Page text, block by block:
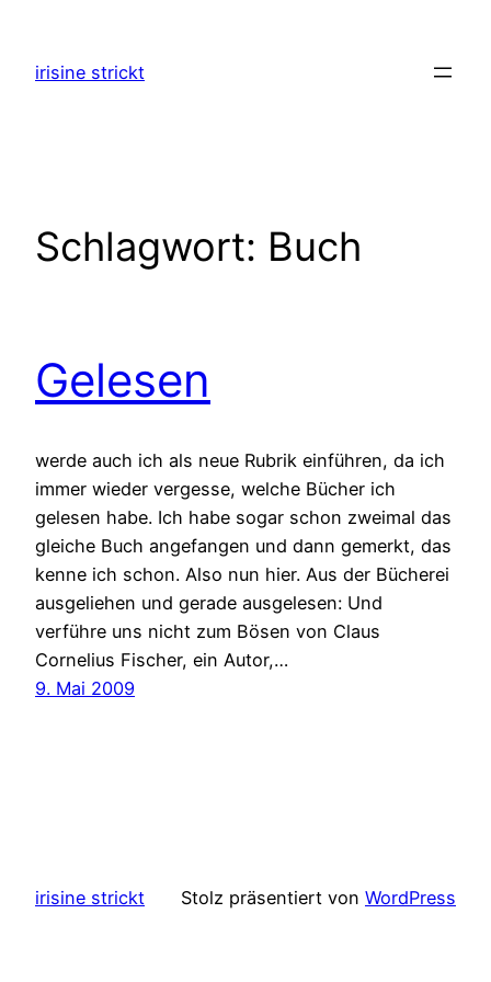
springen
irisine strickt
Schlagwort: Buch
Gelesen
werde auch ich als neue Rubrik einführen, da ich
immer wieder vergesse, welche Bücher ich
gelesen habe. Ich habe sogar schon zweimal das
gleiche Buch angefangen und dann gemerkt, das
kenne ich schon. Also nun hier. Aus der Bücherei
ausgeliehen und gerade ausgelesen: Und
verführe uns nicht zum Bösen von Claus
Cornelius Fischer, ein Autor,…
9. Mai 2009
irisine strickt Stolz präsentiert von WordPress